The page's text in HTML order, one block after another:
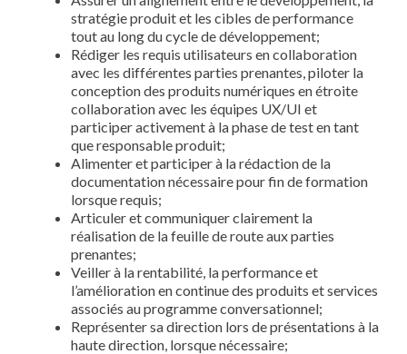
stratégie produit et les cibles de performance
tout au long du cycle de développement;
Rédiger les requis utilisateurs en collaboration
avec les différentes parties prenantes, piloter la
conception des produits numériques en étroite
collaboration avec les équipes UX/UI et
participer activement à la phase de test en tant
que responsable produit;
Alimenter et participer à la rédaction de la
documentation nécessaire pour fin de formation
lorsque requis;
Articuler et communiquer clairement la
réalisation de la feuille de route aux parties
prenantes;
Veiller à la rentabilité, la performance et
l’amélioration en continue des produits et services
associés au programme conversationnel;
Représenter sa direction lors de présentations à la
haute direction, lorsque nécessaire;